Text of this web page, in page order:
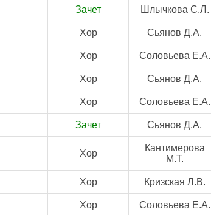
Зачет Шлычкова С.Л.
Хор Сьянов Д.А.
Хор Соловьева Е.А.
Хор Сьянов Д.А.
Хор Соловьева Е.А.
Зачет Сьянов Д.А.
Хор
Кантимерова
М.Т.
Хор Кризская Л.В.
Хор Соловьева Е.А.